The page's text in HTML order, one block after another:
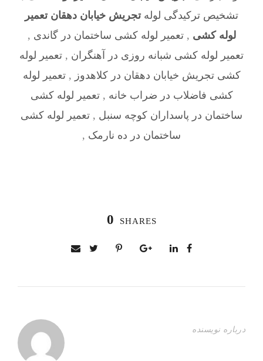
تشخیص ترکیدگی لولهتجریش خیابان دهقان تعمیر
لوله کشی ,تعمیر لوله کشی ساختمان در گاندی ,
تعمیر لوله کشی شبانه روزی در آهنگران , تعمیر لوله
کشی تجریش خیابان دهقان در کلاهدوز ,تعمیر لوله
کشی فاضلاب در ضراب خانه ,تعمیر لوله کشی
ساختمان در پاسداران کوچه سنبل , تعمیر لوله کشی
ساختمان در ده نارمک ,
0 SHARES
درباره نویسنده